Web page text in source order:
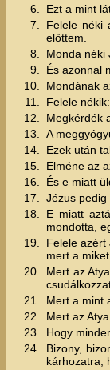
6.
Ezt a mint
7.
Felele néki
előttem.
8.
Monda néki
9.
És azonnal
10.
Mondának
11.
Felele
12.
Megkérdék
13.
A
14.
Ezek után
15.
Elméne az
16.
És e miatt
17.
Jézus pedig
18.
E miatt
mondotta,
19.
Felele azért
mert a
20.
Mert az
21.
Mert a mint
22.
Mert az
23.
Hogy
24.
Bizony,
kárhozatra,